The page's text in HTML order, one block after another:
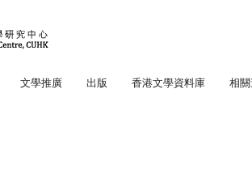
文學推廣
出版
香港文學資料庫 相